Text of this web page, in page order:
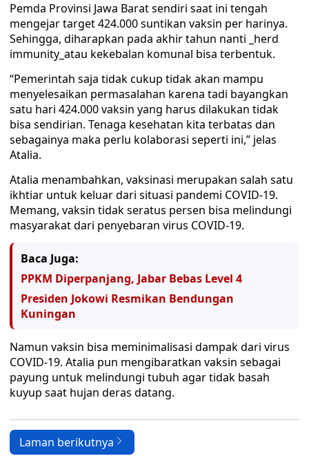
Pemda Provinsi Jawa Barat sendiri saat ini tengah
mengejar target 424.000 suntikan vaksin per harinya.
Sehingga, diharapkan pada akhir tahun nanti _herd
immunity_atau kekebalan komunal bisa terbentuk.
“Pemerintah saja tidak cukup tidak akan mampu
menyelesaikan permasalahan karena tadi bayangkan
satu hari 424.000 vaksin yang harus dilakukan tidak
bisa sendirian. Tenaga kesehatan kita terbatas dan
sebagainya maka perlu kolaborasi seperti ini,” jelas
Atalia.
Atalia menambahkan, vaksinasi merupakan salah satu
ikhtiar untuk keluar dari situasi pandemi COVID-19.
Memang, vaksin tidak seratus persen bisa melindungi
masyarakat dari penyebaran virus COVID-19.
Baca Juga:
PPKM Diperpanjang, Jabar Bebas Level 4
Presiden Jokowi Resmikan Bendungan
Kuningan
Namun vaksin bisa meminimalisasi dampak dari virus
COVID-19. Atalia pun mengibaratkan vaksin sebagai
payung untuk melindungi tubuh agar tidak basah
kuyup saat hujan deras datang.
Laman berikutnya